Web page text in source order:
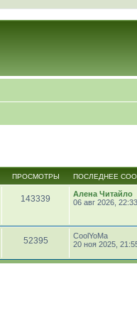
ПРОСМОТРЫ ПОСЛЕДНЕЕ
143339
Алена Читайло
06 авг 2026, 22:33
52395
CoolYoMa
20 ноя 2025,